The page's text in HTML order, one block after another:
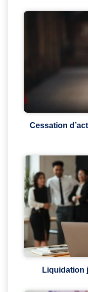
Cessation
Liquidation